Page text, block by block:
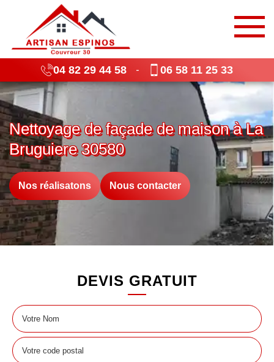
04 82 29 44 58 - 06 58 11 25 33
Nettoyage de façade de maison à La
Bruguiere 30580
Nos réalisatons Nous contacter
DEVIS GRATUIT